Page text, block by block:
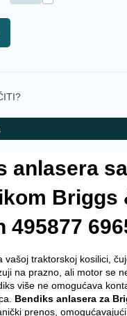
anlasera sa
Briggs
495877
vašoj traktorskoj kosilici,
na prazno, ali motor se
više ne omogućava
Bendiks anlasera za
prenos,